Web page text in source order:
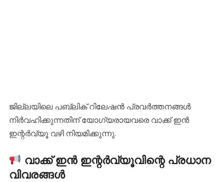
ജില്ലയിലെ പബ്ലിക് റിലേഷൻ പ്രവർത്തനങ്ങൾ
നിർവഹിക്കുന്നതിന് യോഗ്യരായവരെ വാക്ക് ഇൻ
ഇന്റർവ്യൂ വഴി നിയമിക്കുന്നു.
വാക്ക് ഇൻ ഇന്റർവ്യൂവിന്റെ പ്രധാന
വിവരങ്ങൾ